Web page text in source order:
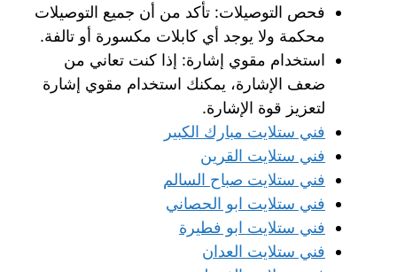
فحص التوصيلات: تأكد من أن جميع التوصيلات
محكمة ولا يوجد أي كابلات مكسورة أو تالفة.
استخدام مقوي إشارة: إذا كنت تعاني من
ضعف الإشارة، يمكنك استخدام مقوي إشارة
لتعزيز قوة الإشارة.
فني ستلايت مبارك الكبير
فني ستلايت القرين
فني ستلايت صباح السالم
فني ستلايت ابو الحصاني
فني ستلايت ابو فطيرة
فني ستلايت العدان